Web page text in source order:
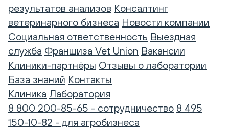
результатов анализов Консалтинг
ветеринарного бизнеса Новости компании
Социальная ответственность Выездная
служба Франшиза Vet Union Вакансии
Клиники-партнёры Отзывы о лаборатории
База знаний Контакты
Клиника Лаборатория
8 800 200-85-65 - сотрудничество 8 495
150-10-82 - для агробизнеса